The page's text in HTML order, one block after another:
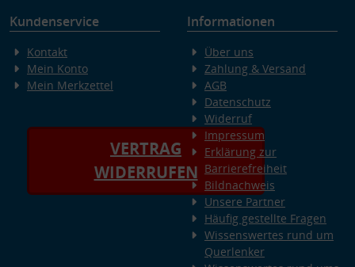
Kundenservice
Kontakt
Mein Konto
Mein Merkzettel
VERTRAG
WIDERRUFEN
Informationen
Über uns
Zahlung & Versand
AGB
Datenschutz
Widerruf
Impressum
Erklärung zur
Barrierefreiheit
Bildnachweis
Unsere Partner
Häufig gestellte Fragen
Wissenswertes rund um
Querlenker